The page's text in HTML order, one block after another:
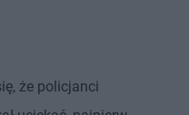
że policjanci